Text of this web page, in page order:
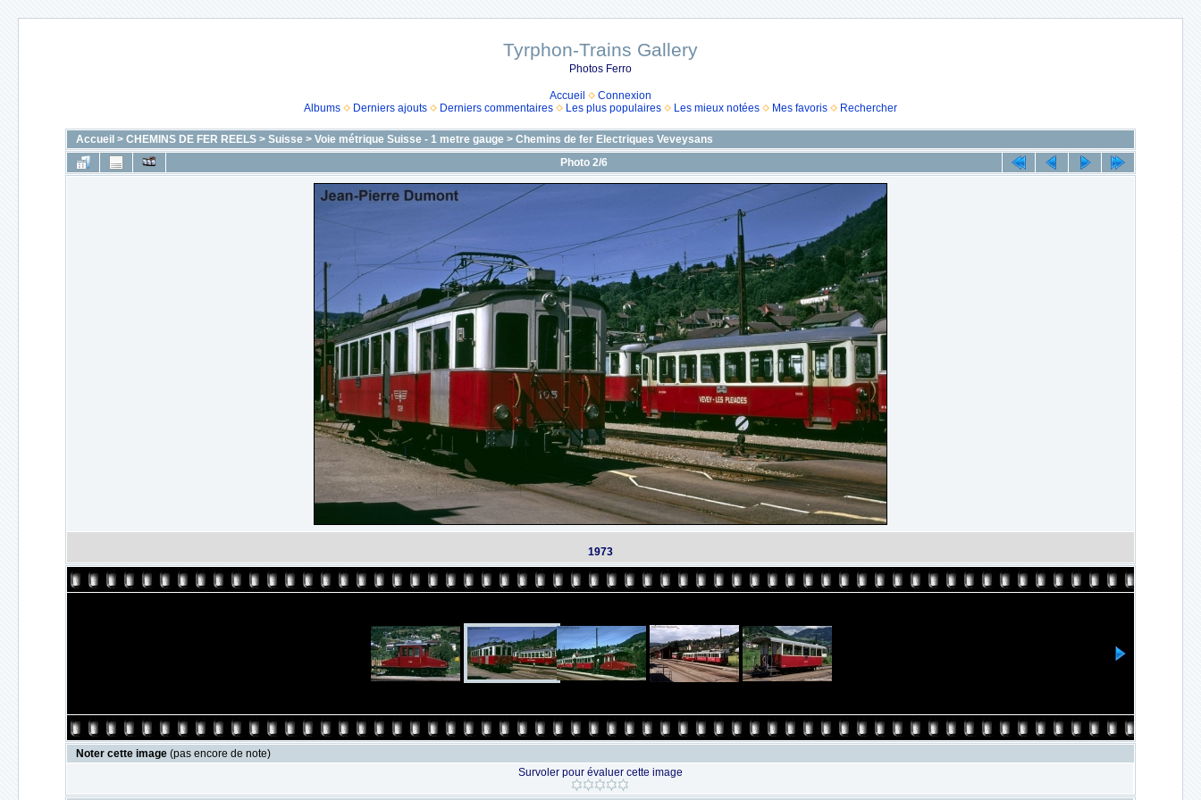
Tyrphon-Trains Gallery
Photos Ferro
Accueil
Connexion
Albums
Derniers ajouts Derniers commentaires Les plus populaires Les mieux notées Mes favoris Rechercher
Accueil > CHEMINS DE FER REELS > Suisse > Voie métrique Suisse - 1 metre gauge > Chemins de fer Electriques Veveysans
Photo 2/6
1973
Noter cette image (pas encore de note)
Survoler pour évaluer cette image